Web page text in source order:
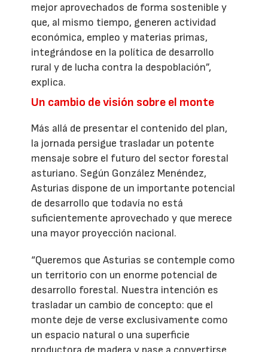
mejor aprovechados de forma sostenible y
que, al mismo tiempo, generen actividad
económica, empleo y materias primas,
integrándose en la política de desarrollo
rural y de lucha contra la despoblación”,
explica.
Un cambio de visión sobre el monte
Más allá de presentar el contenido del plan,
la jornada persigue trasladar un potente
mensaje sobre el futuro del sector forestal
asturiano. Según González Menéndez,
Asturias dispone de un importante potencial
de desarrollo que todavía no está
suficientemente aprovechado y que merece
una mayor proyección nacional.
“Queremos que Asturias se contemple como
un territorio con un enorme potencial de
desarrollo forestal. Nuestra intención es
trasladar un cambio de concepto: que el
monte deje de verse exclusivamente como
un espacio natural o una superficie